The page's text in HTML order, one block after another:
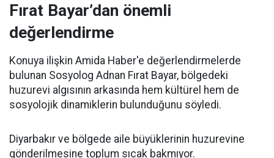
Fırat Bayar’dan önemli
değerlendirme
Konuya ilişkin Amida Haber'e değerlendirmelerde
bulunan Sosyolog Adnan Fırat Bayar, bölgedeki
huzurevi algısının arkasında hem kültürel hem de
sosyolojik dinamiklerin bulunduğunu söyledi.
Diyarbakır ve bölgede aile büyüklerinin huzurevine
gönderilmesine toplum sıcak bakmıyor.